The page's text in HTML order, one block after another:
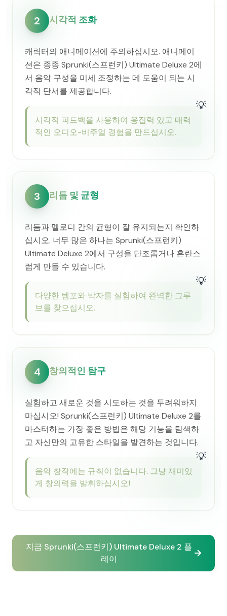
2 시각적 조화
캐릭터의 애니메이션에 주의하십시오. 애니메이
션은 종종 Sprunki(스프런키) Ultimate Deluxe 2에
서 음악 구성을 미세 조정하는 데 도움이 되는 시
각적 단서를 제공합니다.
💡
시각적 피드백을 사용하여 응집력 있고 매력
적인 오디오-비주얼 경험을 만드십시오.
3 리듬 및 균형
리듬과 멜로디 간의 균형이 잘 유지되는지 확인하
십시오. 너무 많은 하나는 Sprunki(스프런키)
Ultimate Deluxe 2에서 구성을 단조롭거나 혼란스
럽게 만들 수 있습니다.
💡
다양한 템포와 박자를 실험하여 완벽한 그루
브를 찾으십시오.
4 창의적인 탐구
실험하고 새로운 것을 시도하는 것을 두려워하지
마십시오! Sprunki(스프런키) Ultimate Deluxe 2를
마스터하는 가장 좋은 방법은 해당 기능을 탐색하
고 자신만의 고유한 스타일을 발견하는 것입니다.
💡
음악 창작에는 규칙이 없습니다. 그냥 재미있
게 창의력을 발휘하십시오!
지금 Sprunki(스프런키) Ultimate Deluxe 2 플
레이